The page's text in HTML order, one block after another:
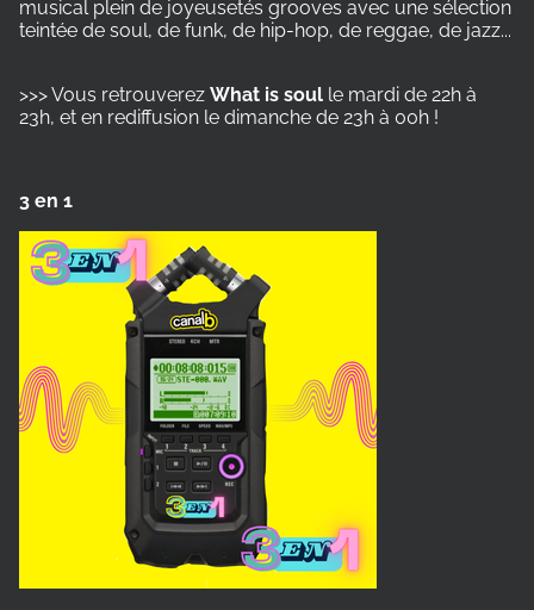
musical plein de joyeusetés grooves avec une sélection
teintée de soul, de funk, de hip-hop, de reggae, de jazz...
>>> Vous retrouverez What is soul le mardi de 22h à
23h, et en rediffusion le dimanche de 23h à 00h !
3 en 1